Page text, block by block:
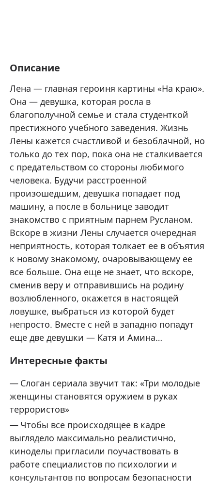
Описание
Лена — главная героиня картины «На краю».
Она — девушка, которая росла в
благополучной семье и стала студенткой
престижного учебного заведения. Жизнь
Лены кажется счастливой и безоблачной, но
только до тех пор, пока она не сталкивается
с предательством со стороны любимого
человека. Будучи расстроенной
произошедшим, девушка попадает под
машину, а после в больнице заводит
знакомство с приятным парнем Русланом.
Вскоре в жизни Лены случается очередная
неприятность, которая толкает ее в объятия
к новому знакомому, очаровывающему ее
все больше. Она еще не знает, что вскоре,
сменив веру и отправившись на родину
возлюбленного, окажется в настоящей
ловушке, выбраться из которой будет
непросто. Вместе с ней в западню попадут
еще две девушки — Катя и Амина…
Интересные факты
Слоган сериала звучит так: «Три молодые
женщины становятся оружием в руках
террористов»
Чтобы все происходящее в кадре
выглядело максимально реалистично,
киноделы пригласили поучаствовать в
работе специалистов по психологии и
консультантов по вопросам безопасности